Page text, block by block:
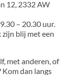
12, 2332 AW
– 20.30 uur.
zijn blij met een
met anderen, of
dan langs